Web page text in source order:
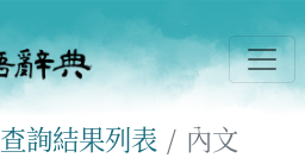
查詢結果列表 內文